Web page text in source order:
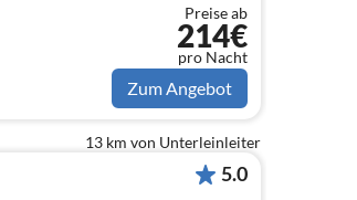
Preise ab
214€
pro Nacht
Zum Angebot
13 km von Unterleinleiter
5.0